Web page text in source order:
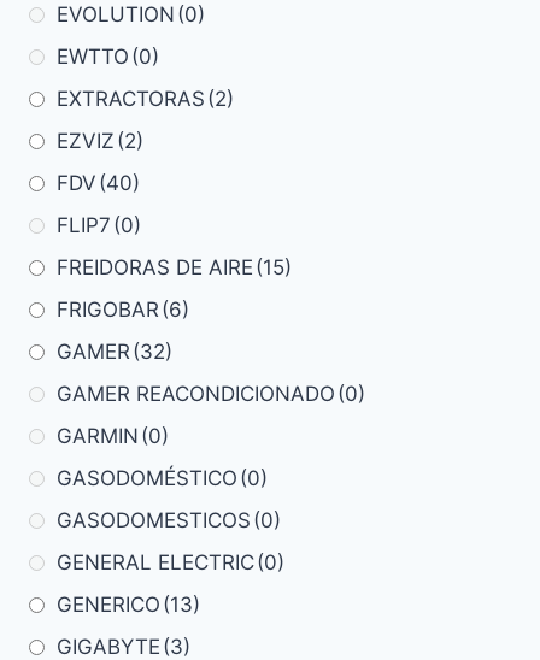
EVOLUTION (0)
EWTTO (0)
EXTRACTORAS (2)
EZVIZ (2)
FDV (40)
FLIP7 (0)
FREIDORAS DE AIRE (15)
FRIGOBAR (6)
GAMER (32)
GAMER REACONDICIONADO (0)
GARMIN (0)
GASODOMÉSTICO (0)
GASODOMESTICOS (0)
GENERAL ELECTRIC(0)
GENERICO (13)
GIGABYTE (3)